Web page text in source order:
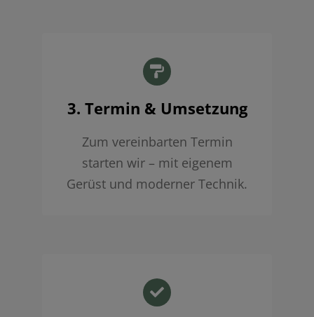
3. Termin & Umsetzung
Zum vereinbarten Termin
starten wir – mit eigenem
Gerüst und moderner Technik.